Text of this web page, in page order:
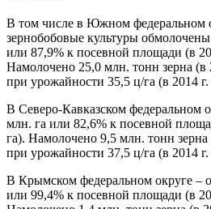
В том числе в Южном федеральном
зернобобовые культуры
или 87,9% к посевной площади (в
Намолочено 25,0 млн. тонн зерна (в
при урожайности 35,5 ц/га (в 2014 г.
В Северо-Кавказском федеральном
млн. га или 82,6% к посевной
га). Намолочено 9,5 млн. тонн
при урожайности 37,5 ц/га (в 2014 г.
В Крымском федеральном округе –
или 99,4% к посевной площади (в